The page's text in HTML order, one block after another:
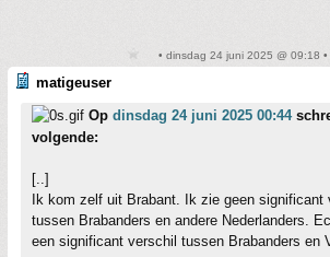
• dinsdag 24 juni 2025 @ 09:18 •
matigeuser
Op dinsdag 24 juni 2025 00:44
volgende:
[..]
Ik kom zelf uit Brabant. Ik zie geen significant
tussen Brabanders en andere Nederlanders.
een significant verschil tussen Brabanders en